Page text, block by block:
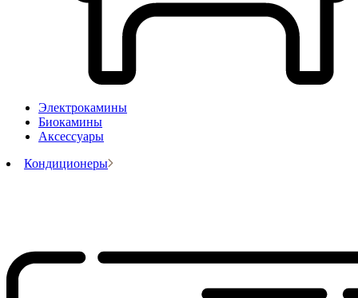
Электрокамины
Биокамины
Аксессуары
Кондиционеры